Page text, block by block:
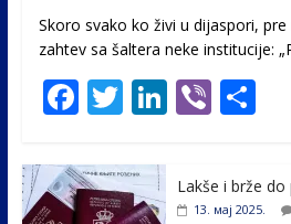
Skoro svako ko živi u dijaspori,
zahtev sa šaltera neke institucije:
F
e
b
T
itt
er
Li
e
Vi
er
S
ar
e
Lakše i brže
13. мај 2025.